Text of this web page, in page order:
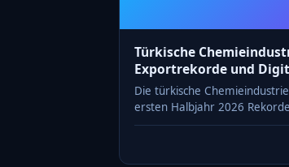
Türkische
Exportrekorde und
Die türkische
ersten Halbjahr 2026
Mrd. USD. Wir analysieren